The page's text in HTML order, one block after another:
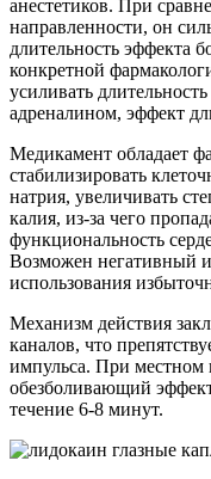
анестетиков. При
направленности, он
длительность эффекта
конкретной
усиливать
адреналином, эффект
Медикамент обладает
стабилизировать
натрия, увеличивать
калия, из-за чего
функциональность
Возможен негативный
использования
Механизм действия
каналов, что
импульса. При местном
обезболивающий
течение 6-8 минут.